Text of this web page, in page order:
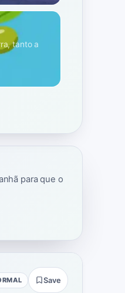
tanto a
para que o
Save